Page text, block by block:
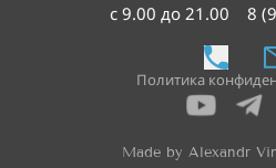
с 9.00 до 21.00
8
Политика
Made by Alexandr